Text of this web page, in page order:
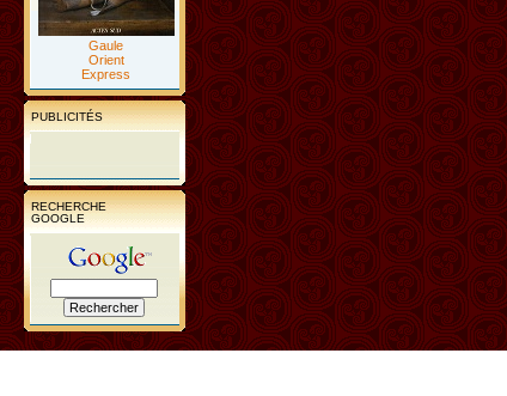
Gaule
Orient
Express
PUBLICITÉS
RECHERCHE
GOOGLE